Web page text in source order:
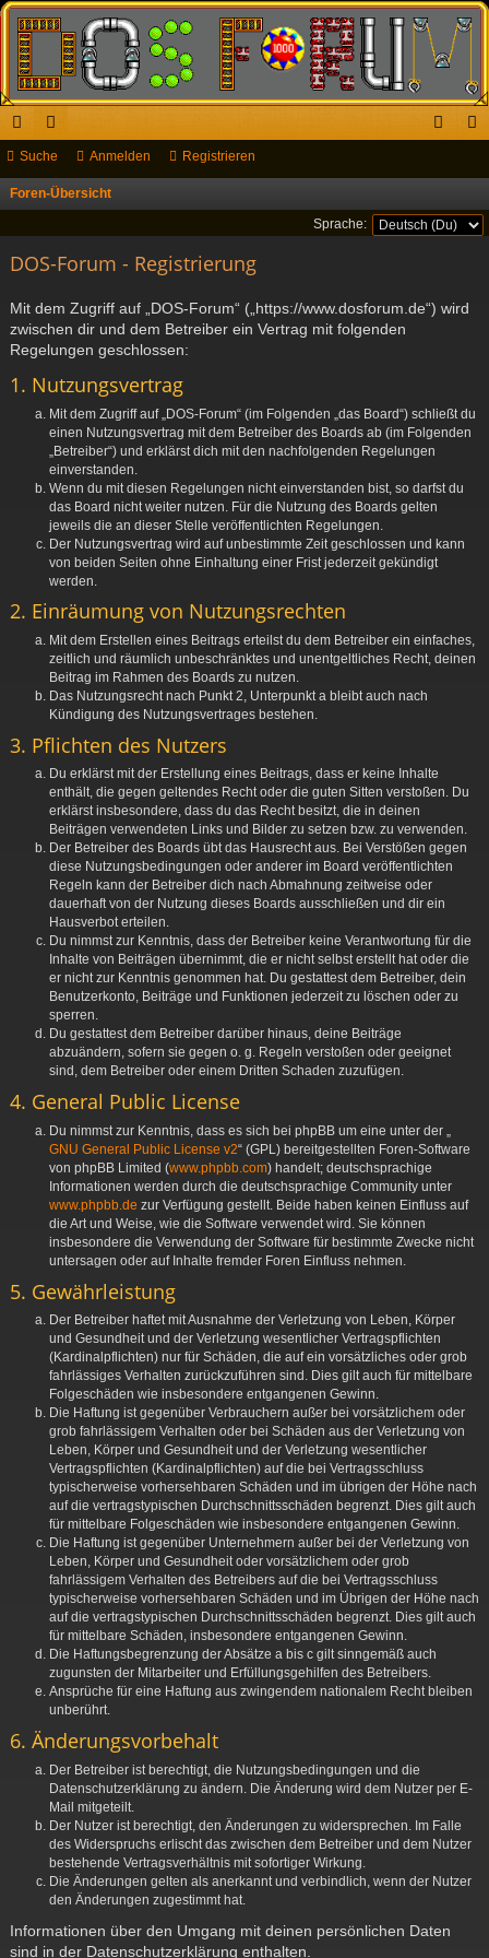
ch
ne
ug
or
en
el rie
Suche Anmelden Registrieren
Foren-Übersicht
u
Sprache:
DOS-Forum - Registrierung
Mit dem Zugriff auf „DOS-Forum“ („https://www.dosforum.de“) wird
zwischen dir und dem Betreiber ein Vertrag mit folgenden
Regelungen geschlossen:
1. Nutzungsvertrag
Mit dem Zugriff auf „DOS-Forum“ (im Folgenden „das Board“) schließt du
einen Nutzungsvertrag mit dem Betreiber des Boards ab (im Folgenden
„Betreiber“) und erklärst dich mit den nachfolgenden Regelungen
einverstanden.
Wenn du mit diesen Regelungen nicht einverstanden bist, so darfst du
das Board nicht weiter nutzen. Für die Nutzung des Boards gelten
jeweils die an dieser Stelle veröffentlichten Regelungen.
Der Nutzungsvertrag wird auf unbestimmte Zeit geschlossen und kann
von beiden Seiten ohne Einhaltung einer Frist jederzeit gekündigt
werden.
2. Einräumung von Nutzungsrechten
Mit dem Erstellen eines Beitrags erteilst du dem Betreiber ein einfaches,
zeitlich und räumlich unbeschränktes und unentgeltliches Recht, deinen
Beitrag im Rahmen des Boards zu nutzen.
Das Nutzungsrecht nach Punkt 2, Unterpunkt a bleibt auch nach
Kündigung des Nutzungsvertrages bestehen.
3. Pflichten des Nutzers
Du erklärst mit der Erstellung eines Beitrags, dass er keine Inhalte
enthält, die gegen geltendes Recht oder die guten Sitten verstoßen. Du
erklärst insbesondere, dass du das Recht besitzt, die in deinen
Beiträgen verwendeten Links und Bilder zu setzen bzw. zu verwenden.
Der Betreiber des Boards übt das Hausrecht aus. Bei Verstößen gegen
diese Nutzungsbedingungen oder anderer im Board veröffentlichten
Regeln kann der Betreiber dich nach Abmahnung zeitweise oder
dauerhaft von der Nutzung dieses Boards ausschließen und dir ein
Hausverbot erteilen.
Du nimmst zur Kenntnis, dass der Betreiber keine Verantwortung für die
Inhalte von Beiträgen übernimmt, die er nicht selbst erstellt hat oder die
er nicht zur Kenntnis genommen hat. Du gestattest dem Betreiber, dein
Benutzerkonto, Beiträge und Funktionen jederzeit zu löschen oder zu
sperren.
Du gestattest dem Betreiber darüber hinaus, deine Beiträge
abzuändern, sofern sie gegen o. g. Regeln verstoßen oder geeignet
sind, dem Betreiber oder einem Dritten Schaden zuzufügen.
4. General Public License
Du nimmst zur Kenntnis, dass es sich bei phpBB um eine unter der „
GNU General Public License v2“ (GPL) bereitgestellten Foren-Software
von phpBB Limited (www.phpbb.com) handelt; deutschsprachige
Informationen werden durch die deutschsprachige Community unter
www.phpbb.de zur Verfügung gestellt. Beide haben keinen Einfluss auf
die Art und Weise, wie die Software verwendet wird. Sie können
insbesondere die Verwendung der Software für bestimmte Zwecke nicht
untersagen oder auf Inhalte fremder Foren Einfluss nehmen.
5. Gewährleistung
Der Betreiber haftet mit Ausnahme der Verletzung von Leben, Körper
und Gesundheit und der Verletzung wesentlicher Vertragspflichten
(Kardinalpflichten) nur für Schäden, die auf ein vorsätzliches oder grob
fahrlässiges Verhalten zurückzuführen sind. Dies gilt auch für mittelbare
Folgeschäden wie insbesondere entgangenen Gewinn.
Die Haftung ist gegenüber Verbrauchern außer bei vorsätzlichem oder
grob fahrlässigem Verhalten oder bei Schäden aus der Verletzung von
Leben, Körper und Gesundheit und der Verletzung wesentlicher
Vertragspflichten (Kardinalpflichten) auf die bei Vertragsschluss
typischerweise vorhersehbaren Schäden und im übrigen der Höhe nach
auf die vertragstypischen Durchschnittsschäden begrenzt. Dies gilt auch
für mittelbare Folgeschäden wie insbesondere entgangenen Gewinn.
Die Haftung ist gegenüber Unternehmern außer bei der Verletzung von
Leben, Körper und Gesundheit oder vorsätzlichem oder grob
fahrlässigem Verhalten des Betreibers auf die bei Vertragsschluss
typischerweise vorhersehbaren Schäden und im Übrigen der Höhe nach
auf die vertragstypischen Durchschnittsschäden begrenzt. Dies gilt auch
für mittelbare Schäden, insbesondere entgangenen Gewinn.
Die Haftungsbegrenzung der Absätze a bis c gilt sinngemäß auch
zugunsten der Mitarbeiter und Erfüllungsgehilfen des Betreibers.
Ansprüche für eine Haftung aus zwingendem nationalem Recht bleiben
unberührt.
6. Änderungsvorbehalt
Der Betreiber ist berechtigt, die Nutzungsbedingungen und die
Datenschutzerklärung zu ändern. Die Änderung wird dem Nutzer per E-
Mail mitgeteilt.
Der Nutzer ist berechtigt, den Änderungen zu widersprechen. Im Falle
des Widerspruchs erlischt das zwischen dem Betreiber und dem Nutzer
bestehende Vertragsverhältnis mit sofortiger Wirkung.
Die Änderungen gelten als anerkannt und verbindlich, wenn der Nutzer
den Änderungen zugestimmt hat.
Informationen über den Umgang mit deinen persönlichen Daten
sind in der Datenschutzerklärung enthalten.